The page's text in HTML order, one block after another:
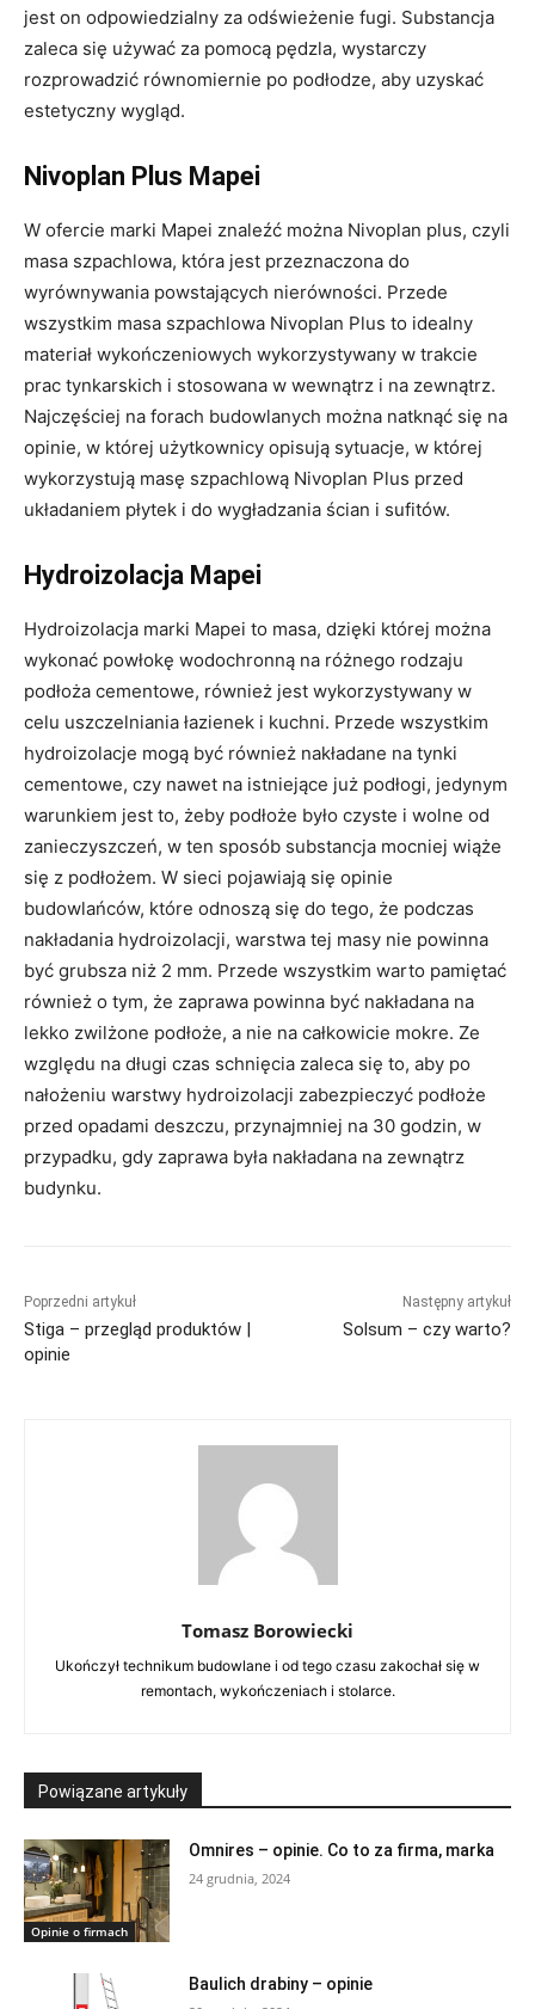
jest on odpowiedzialny za odświeżenie fugi. Substancja
zaleca się używać za pomocą pędzla, wystarczy
rozprowadzić równomiernie po podłodze, aby uzyskać
estetyczny wygląd.
Nivoplan Plus Mapei
W ofercie marki Mapei znaleźć można Nivoplan plus, czyli
masa szpachlowa, która jest przeznaczona do
wyrównywania powstających nierówności. Przede
wszystkim masa szpachlowa Nivoplan Plus to idealny
materiał wykończeniowych wykorzystywany w trakcie
prac tynkarskich i stosowana w wewnątrz i na zewnątrz.
Najczęściej na forach budowlanych można natknąć się na
opinie, w której użytkownicy opisują sytuacje, w której
wykorzystują masę szpachlową Nivoplan Plus przed
układaniem płytek i do wygładzania ścian i sufitów.
Hydroizolacja Mapei
Hydroizolacja marki Mapei to masa, dzięki której można
wykonać powłokę wodochronną na różnego rodzaju
podłoża cementowe, również jest wykorzystywany w
celu uszczelniania łazienek i kuchni. Przede wszystkim
hydroizolacje mogą być również nakładane na tynki
cementowe, czy nawet na istniejące już podłogi, jedynym
warunkiem jest to, żeby podłoże było czyste i wolne od
zanieczyszczeń, w ten sposób substancja mocniej wiąże
się z podłożem. W sieci pojawiają się opinie
budowlańców, które odnoszą się do tego, że podczas
nakładania hydroizolacji, warstwa tej masy nie powinna
być grubsza niż 2 mm. Przede wszystkim warto pamiętać
również o tym, że zaprawa powinna być nakładana na
lekko zwilżone podłoże, a nie na całkowicie mokre. Ze
względu na długi czas schnięcia zaleca się to, aby po
nałożeniu warstwy hydroizolacji zabezpieczyć podłoże
przed opadami deszczu, przynajmniej na 30 godzin, w
przypadku, gdy zaprawa była nakładana na zewnątrz
budynku.
Poprzedni artykuł
Stiga – przegląd produktów |
opinie
Następny artykuł
Solsum – czy warto?
Tomasz Borowiecki
Ukończył technikum budowlane i od tego czasu zakochał się w
remontach, wykończeniach i stolarce.
Powiązane artykuły
Opinie o firmach
Omnires – opinie. Co to za firma, marka
24 grudnia, 2024
Baulich drabiny – opinie